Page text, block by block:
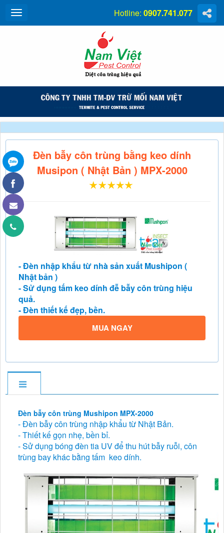
Hotline: 0907.741.077
Đèn bẫy côn trùng bằng keo dính
Musipon ( Nhật Bản ) MPX-2000
- Đèn nhập khẩu từ nhà sản xuất Mushipon (
Nhật bản )
- Sử dụng tấm keo dính đễ bẫy côn trùng hiệu
quả.
- Đèn thiết kế đẹp, bền.
MUA NGAY
Đèn bẫy côn trùng Mushipon MPX-2000
- Đèn bẫy côn trùng nhập khẩu từ Nhật Bản.
- Thiết kế gọn nhẹ, bền bỉ.
- Sử dụng bóng đèn tia UV để thu hút bẫy ruỗi, côn
trùng bay khác bằng tấm keo dính.